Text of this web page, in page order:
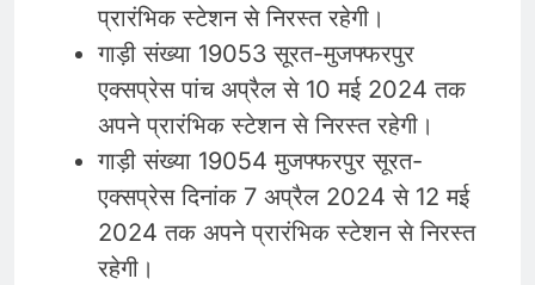
प्रारंभिक स्टेशन से निरस्त रहेगी।
गाड़ी संख्या 19053 सूरत-मुजफ्फरपुर
एक्सप्रेस पांच अप्रैल से 10 मई 2024 तक
अपने प्रारंभिक स्टेशन से निरस्त रहेगी।
गाड़ी संख्या 19054 मुजफ्फरपुर सूरत-
एक्सप्रेस दिनांक 7 अप्रैल 2024 से 12 मई
2024 तक अपने प्रारंभिक स्टेशन से निरस्त
रहेगी।